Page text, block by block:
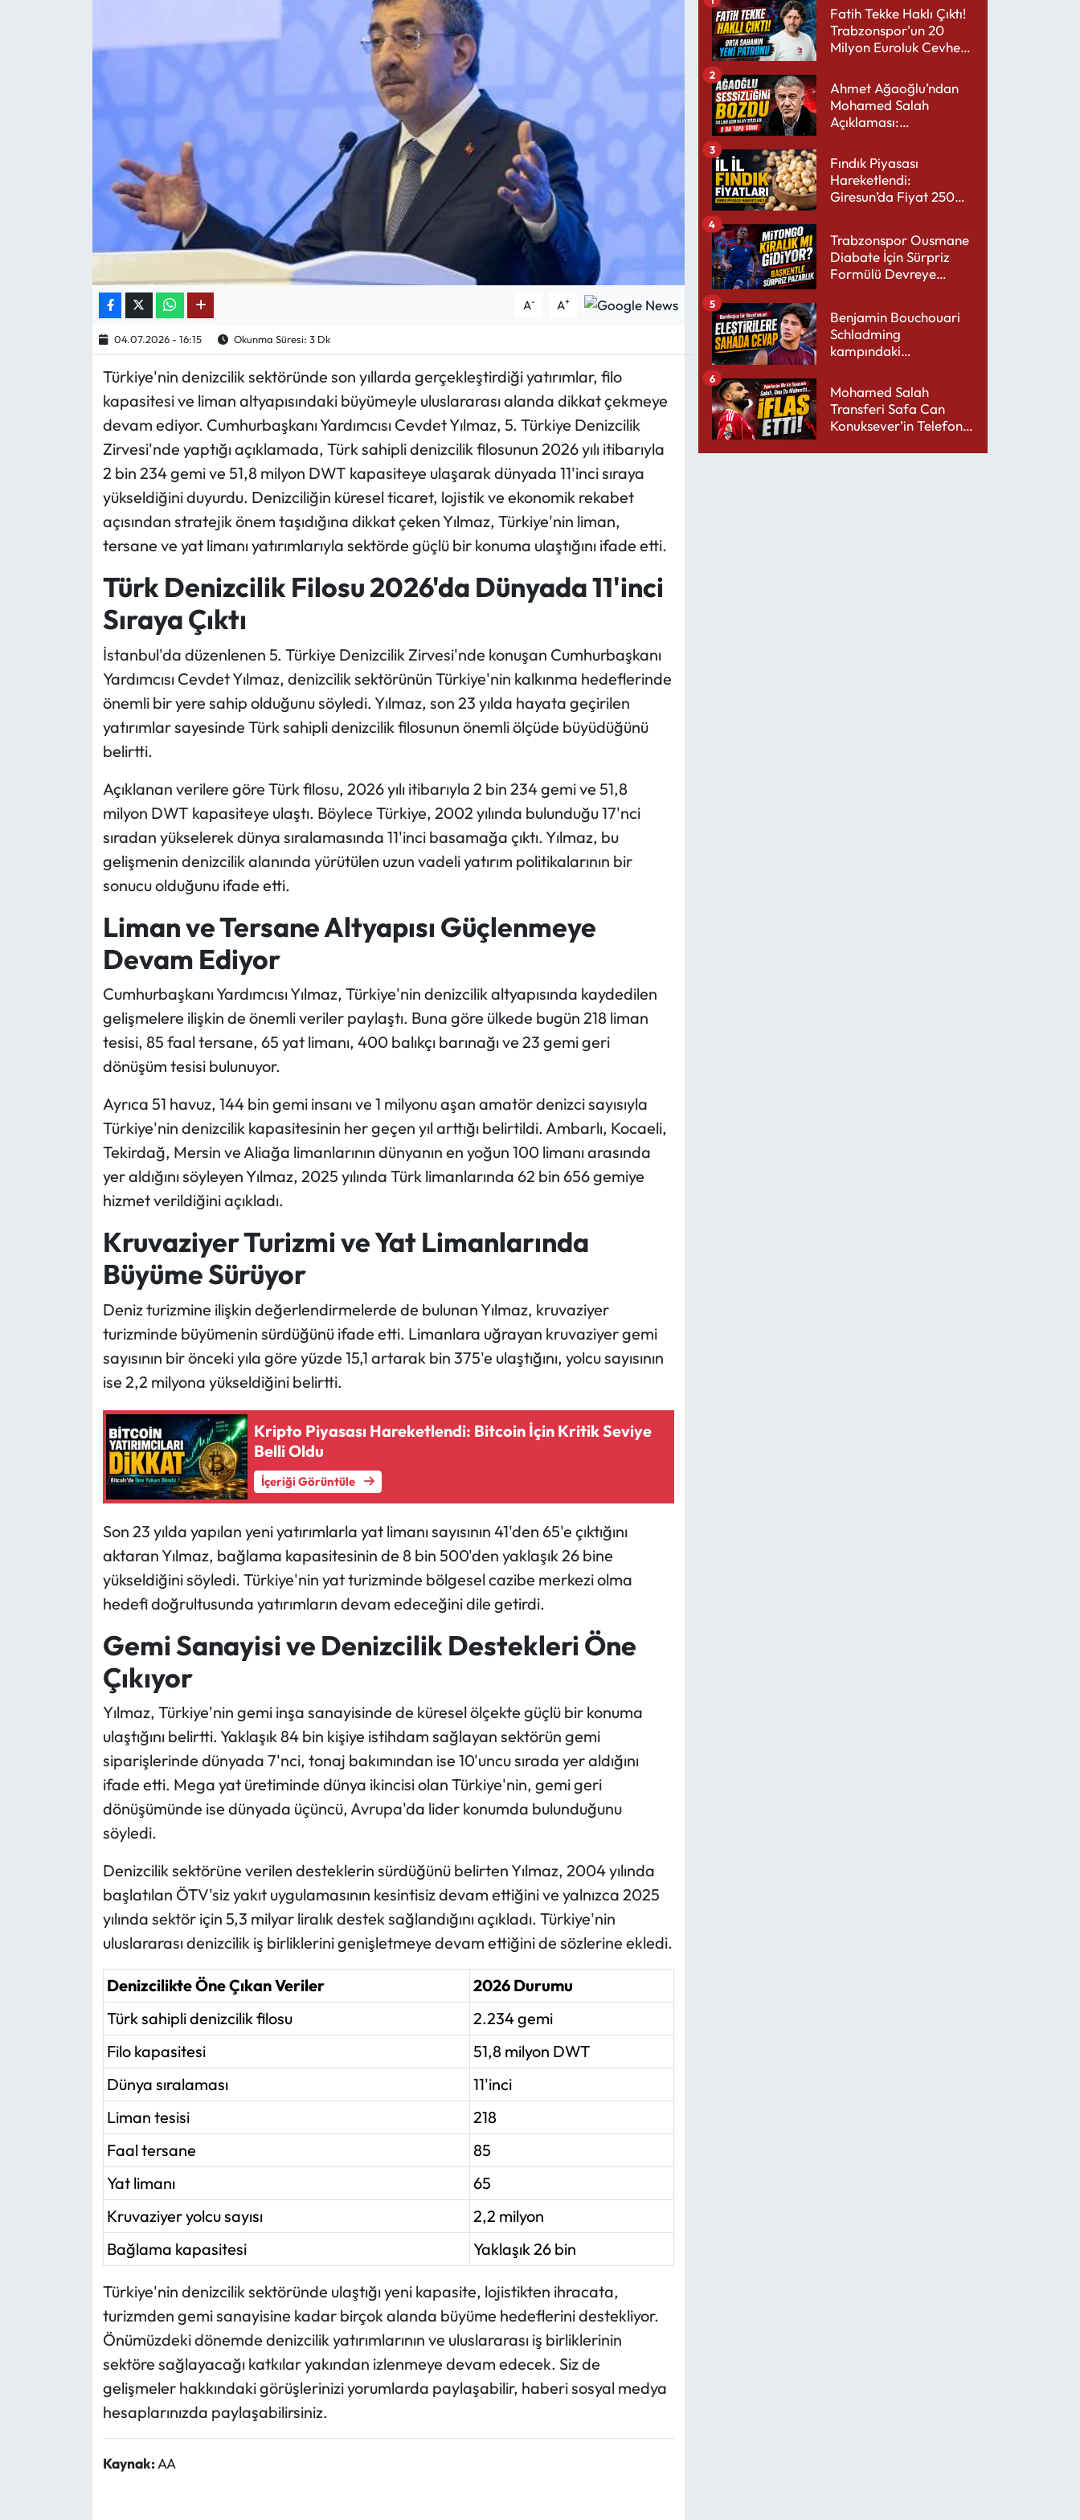
A- A+
04.07.2026 - 16:15 Okunma Süresi: 3 Dk
Türkiye'nin denizcilik sektöründe son yıllarda gerçekleştirdiği yatırımlar, filo
kapasitesi ve liman altyapısındaki büyümeyle uluslararası alanda dikkat çekmeye
devam ediyor. Cumhurbaşkanı Yardımcısı Cevdet Yılmaz, 5. Türkiye Denizcilik
Zirvesi'nde yaptığı açıklamada, Türk sahipli denizcilik filosunun 2026 yılı itibarıyla
2 bin 234 gemi ve 51,8 milyon DWT kapasiteye ulaşarak dünyada 11'inci sıraya
yükseldiğini duyurdu. Denizciliğin küresel ticaret, lojistik ve ekonomik rekabet
açısından stratejik önem taşıdığına dikkat çeken Yılmaz, Türkiye'nin liman,
tersane ve yat limanı yatırımlarıyla sektörde güçlü bir konuma ulaştığını ifade etti.
Türk Denizcilik Filosu 2026'da Dünyada 11'inci
Sıraya Çıktı
İstanbul'da düzenlenen 5. Türkiye Denizcilik Zirvesi'nde konuşan Cumhurbaşkanı
Yardımcısı Cevdet Yılmaz, denizcilik sektörünün Türkiye'nin kalkınma hedeflerinde
önemli bir yere sahip olduğunu söyledi. Yılmaz, son 23 yılda hayata geçirilen
yatırımlar sayesinde Türk sahipli denizcilik filosunun önemli ölçüde büyüdüğünü
belirtti.
Açıklanan verilere göre Türk filosu, 2026 yılı itibarıyla 2 bin 234 gemi ve 51,8
milyon DWT kapasiteye ulaştı. Böylece Türkiye, 2002 yılında bulunduğu 17'nci
sıradan yükselerek dünya sıralamasında 11'inci basamağa çıktı. Yılmaz, bu
gelişmenin denizcilik alanında yürütülen uzun vadeli yatırım politikalarının bir
sonucu olduğunu ifade etti.
Liman ve Tersane Altyapısı Güçlenmeye
Devam Ediyor
Cumhurbaşkanı Yardımcısı Yılmaz, Türkiye'nin denizcilik altyapısında kaydedilen
gelişmelere ilişkin de önemli veriler paylaştı. Buna göre ülkede bugün 218 liman
tesisi, 85 faal tersane, 65 yat limanı, 400 balıkçı barınağı ve 23 gemi geri
dönüşüm tesisi bulunuyor.
Ayrıca 51 havuz, 144 bin gemi insanı ve 1 milyonu aşan amatör denizci sayısıyla
Türkiye'nin denizcilik kapasitesinin her geçen yıl arttığı belirtildi. Ambarlı, Kocaeli,
Tekirdağ, Mersin ve Aliağa limanlarının dünyanın en yoğun 100 limanı arasında
yer aldığını söyleyen Yılmaz, 2025 yılında Türk limanlarında 62 bin 656 gemiye
hizmet verildiğini açıkladı.
Kruvaziyer Turizmi ve Yat Limanlarında
Büyüme Sürüyor
Deniz turizmine ilişkin değerlendirmelerde de bulunan Yılmaz, kruvaziyer
turizminde büyümenin sürdüğünü ifade etti. Limanlara uğrayan kruvaziyer gemi
sayısının bir önceki yıla göre yüzde 15,1 artarak bin 375'e ulaştığını, yolcu sayısının
ise 2,2 milyona yükseldiğini belirtti.
Kripto Piyasası Hareketlendi: Bitcoin İçin Kritik Seviye
Belli Oldu
İçeriği Görüntüle
Son 23 yılda yapılan yeni yatırımlarla yat limanı sayısının 41'den 65'e çıktığını
aktaran Yılmaz, bağlama kapasitesinin de 8 bin 500'den yaklaşık 26 bine
yükseldiğini söyledi. Türkiye'nin yat turizminde bölgesel cazibe merkezi olma
hedefi doğrultusunda yatırımların devam edeceğini dile getirdi.
Gemi Sanayisi ve Denizcilik Destekleri Öne
Çıkıyor
Yılmaz, Türkiye'nin gemi inşa sanayisinde de küresel ölçekte güçlü bir konuma
ulaştığını belirtti. Yaklaşık 84 bin kişiye istihdam sağlayan sektörün gemi
siparişlerinde dünyada 7'nci, tonaj bakımından ise 10'uncu sırada yer aldığını
ifade etti. Mega yat üretiminde dünya ikincisi olan Türkiye'nin, gemi geri
dönüşümünde ise dünyada üçüncü, Avrupa'da lider konumda bulunduğunu
söyledi.
Denizcilik sektörüne verilen desteklerin sürdüğünü belirten Yılmaz, 2004 yılında
başlatılan ÖTV'siz yakıt uygulamasının kesintisiz devam ettiğini ve yalnızca 2025
yılında sektör için 5,3 milyar liralık destek sağlandığını açıkladı. Türkiye'nin
uluslararası denizcilik iş birliklerini genişletmeye devam ettiğini de sözlerine ekledi.
Denizcilikte Öne Çıkan Veriler
2026 Durumu
Türk sahipli denizcilik filosu
2.234 gemi
Filo kapasitesi
51,8 milyon DWT
Dünya sıralaması
11'inci
Liman tesisi
218
Faal tersane
85
Yat limanı
65
Kruvaziyer yolcu sayısı
2,2 milyon
Bağlama kapasitesi
Yaklaşık 26 bin
Türkiye'nin denizcilik sektöründe ulaştığı yeni kapasite, lojistikten ihracata,
turizmden gemi sanayisine kadar birçok alanda büyüme hedeflerini destekliyor.
Önümüzdeki dönemde denizcilik yatırımlarının ve uluslararası iş birliklerinin
sektöre sağlayacağı katkılar yakından izlenmeye devam edecek. Siz de
gelişmeler hakkındaki görüşlerinizi yorumlarda paylaşabilir, haberi sosyal medya
hesaplarınızda paylaşabilirsiniz.
Kaynak:AA
Fatih Tekke Haklı Çıktı!
Trabzonspor'un 20
Milyon Euroluk Cevheri
Ahmet Ağaoğlu’ndan
Mohamed Salah
Açıklaması:
Yakışır
2
Fındık Piyasası
Hareketlendi:
Giresun’da Fiyat 250
3
Trabzonspor Ousmane
Diabate İçin Sürpriz
Formülü Devreye
4
Benjamin Bouchouari
Schladming
kampındaki
5
Mohamed Salah
Transferi Safa Can
Konuksever’in Telefon
6
Karikatür Galeri
Spor Yazıları
Mektup Galeri